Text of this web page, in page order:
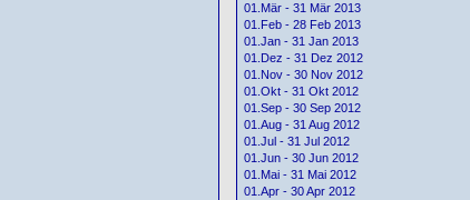
01.Mär - 31 Mär 2013
01.Feb - 28 Feb 2013
01.Jan - 31 Jan 2013
01.Dez - 31 Dez 2012
01.Nov - 30 Nov 2012
01.Okt - 31 Okt 2012
01.Sep - 30 Sep 2012
01.Aug - 31 Aug 2012
01.Jul - 31 Jul 2012
01.Jun - 30 Jun 2012
01.Mai - 31 Mai 2012
01.Apr - 30 Apr 2012